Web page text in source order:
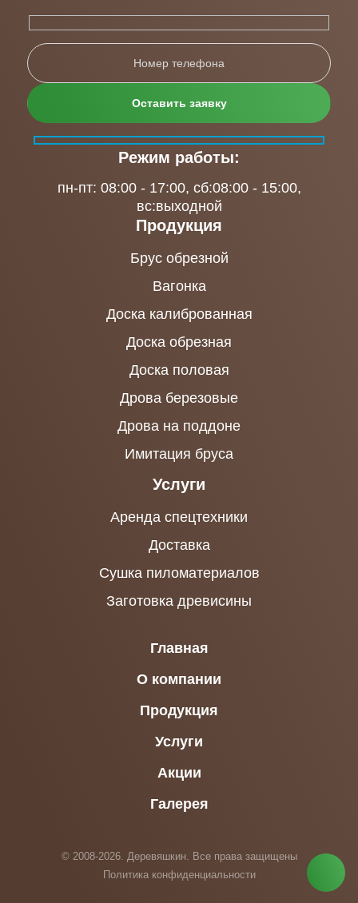
Услуги
Аренда спецтехники
Доставка
Сушка пиломатериалов
Заготовка древисины
Продукция
Брус обрезной
Вагонка
Доска калиброванная
Доска обрезная
Доска половая
Дрова березовые
Дрова на поддоне
Имитация бруса
Режим работы:
пн-пт: 08:00 - 17:00, сб:08:00 - 15:00,
вс:выходной
Главная
О компании
Продукция
Услуги
Акции
Галерея
© 2008-2026. Деревяшкин. Все права защищены
Политика конфиденциальности